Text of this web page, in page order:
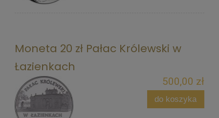
Moneta 20 zł Pałac Królewski w
Łazienkach
500,00 zł
do koszyka